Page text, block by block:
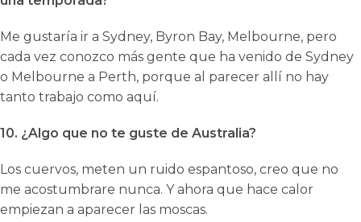
Me gustaría ir a Sydney, Byron Bay, Melbourne, pero
cada vez conozco más gente que ha venido de Sydney
o Melbourne a Perth, porque al parecer allí no hay
tanto trabajo como aquí.
10. ¿Algo que no te guste de Australia?
Los cuervos, meten un ruido espantoso, creo que no
me acostumbrare nunca. Y ahora que hace calor
empiezan a aparecer las moscas.